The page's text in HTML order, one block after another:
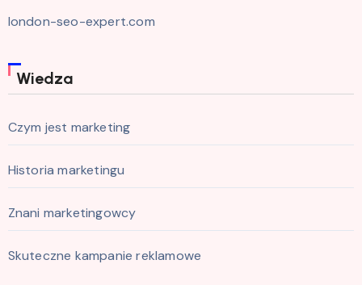
london-seo-expert.com
Wiedza
Czym jest marketing
Historia marketingu
Znani marketingowcy
Skuteczne kampanie reklamowe